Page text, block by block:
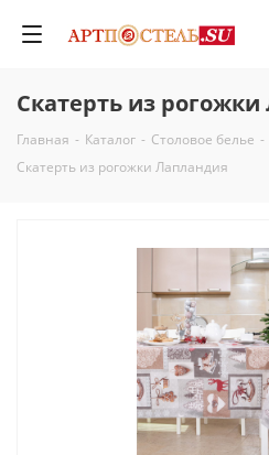
Скатерть из
Главная - Каталог - Столовое белье -
Скатерть из рогожки Лапландия